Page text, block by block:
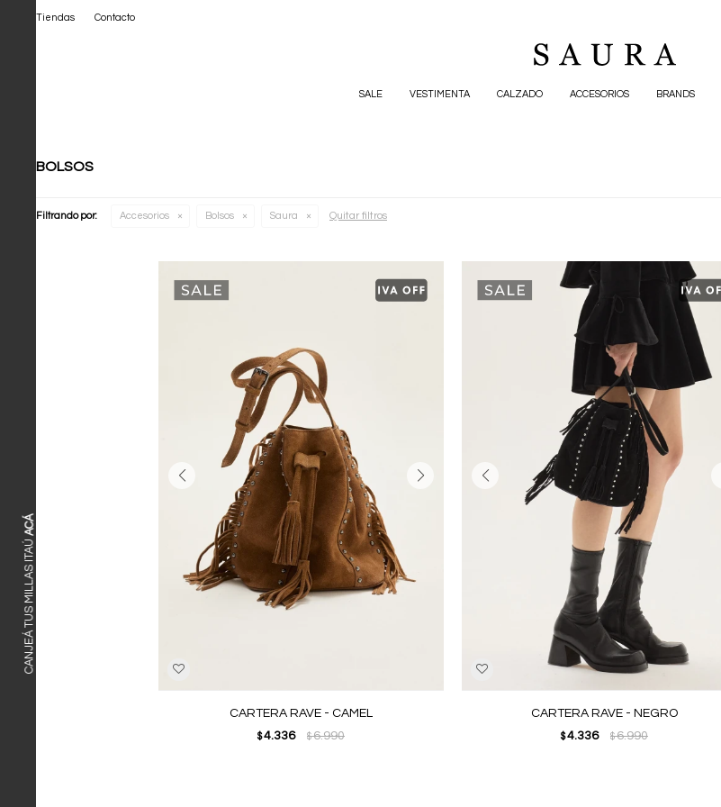
SALE VESTIMENTA CALZADO ACCESORIOS BRANDS
Tiendas Contacto
CANJEÁ TUS MILLAS ITAÚ
ACÁ
BOLSOS
Filtrando por: Accesorios Bolsos Saura Quitar filtros
CARTERA RAVE - CAMEL
$4.336 $6.990
CARTERA RAVE - NEGRO
$4.336 $6.990